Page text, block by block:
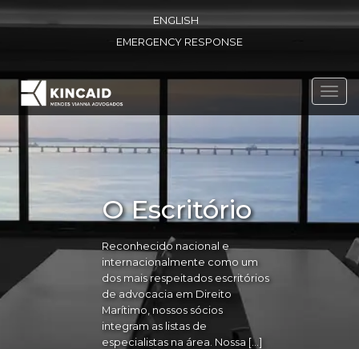
ENGLISH
EMERGENCY RESPONSE
O Escritório
Reconhecido nacional e
internacionalmente como um
dos mais respeitados escritórios
de advocacia em Direito
Marítimo, nossos sócios
integram as listas de
especialistas na área. Nossa […]